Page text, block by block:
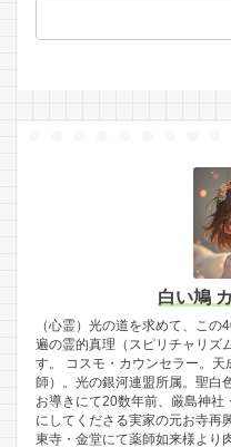
白い鳩
（心霊）光の道を求めて、こ
遍の霊的真理（スピリチャリズ
す。 コスモ・カウンセラー。
師）。光の銀河連盟所属。聖白
お導きにて20数年前、厳島神
にしてくださる実家の元お寺再
東寺・金堂にて薬師如来様より